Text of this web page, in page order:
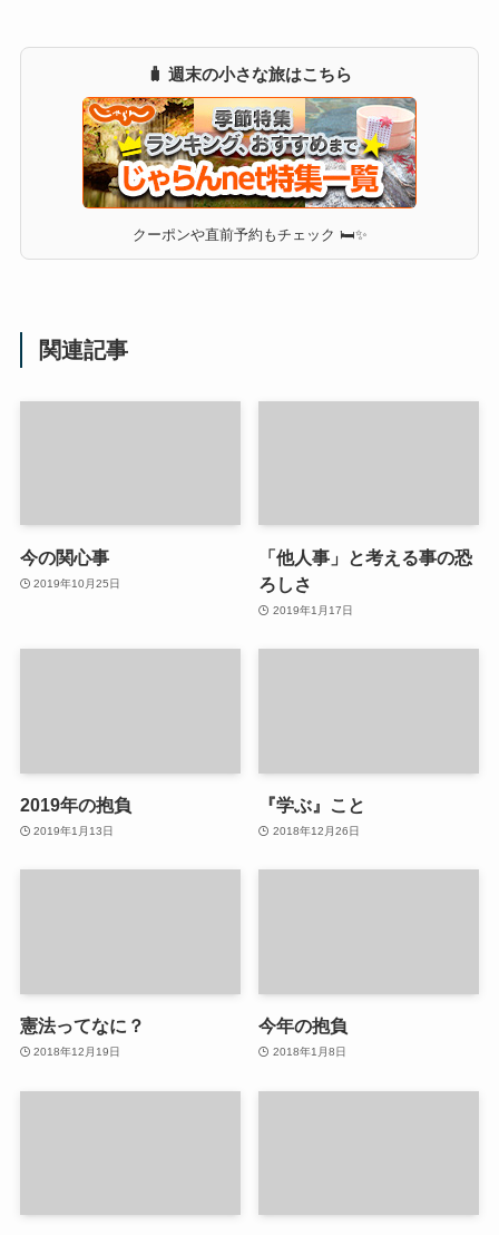
🧳 週末の小さな旅はこちら
クーポンや直前予約もチェック 🛏✨
関連記事
今の関心事
2019年10月25日
「他人事」と考える事の恐
ろしさ
2019年1月17日
2019年の抱負
2019年1月13日
『学ぶ』こと
2018年12月26日
憲法ってなに？
2018年12月19日
今年の抱負
2018年1月8日